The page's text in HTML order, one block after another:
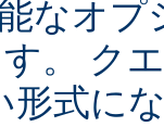
なオ
。 ク
形式に